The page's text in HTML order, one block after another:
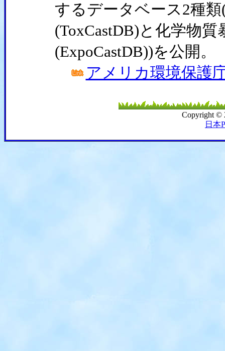
するデータベース2種
(ToxCastDB)と化学物
(ExpoCastDB))を公開。
アメリカ環境保護
Copyright ©
日本